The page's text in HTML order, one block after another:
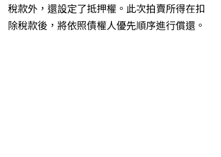
稅款外，還設定了抵押權。此次拍賣所得在扣
除稅款後，將依照債權人優先順序進行償還。